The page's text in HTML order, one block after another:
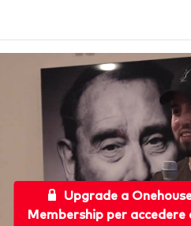
Upgrade a
Membership per accedere